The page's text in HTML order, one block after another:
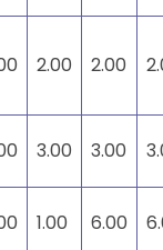
2.00 2.00
3.00 3.00
1.00 6.00